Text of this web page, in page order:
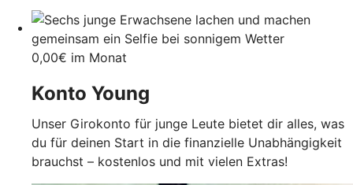
0,00€ im Monat
Konto Young
Unser Girokonto für junge Leute bietet dir alles, was
du für deinen Start in die finanzielle Unabhängigkeit
brauchst – kostenlos und mit vielen Extras!